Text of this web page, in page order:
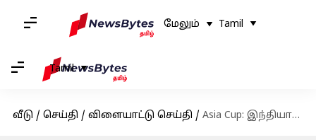
மேலும் Tamil
Tamil
வீடு / செய்தி / விளையாட்டு செய்தி / Asia Cup: இந்தியாவின் வெற்றியை பஹல்காம் தாக்குதலில் பாதிக்கப்பட்டவர்களுக்கு சமர்ப்பித்த SKY